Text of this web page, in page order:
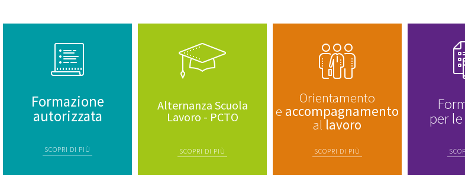
Formazione
autorizzata
SCOPRI DI PIÙ
Alternanza Scuola
Lavoro - PCTO
SCOPRI DI PIÙ
Orientamento
e accompagnamento
allavoro
SCOPRI DI PIÙ
per le